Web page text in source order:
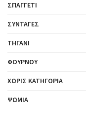
ΣΠΑΓΓΈΤΙ
ΣΥΝΤΑΓΈΣ
ΤΗΓΆΝΙ
ΦΟΎΡΝΟΥ
ΧΩΡΊΣ ΚΑΤΗΓΟΡΊΑ
ΨΩΜΙΆ